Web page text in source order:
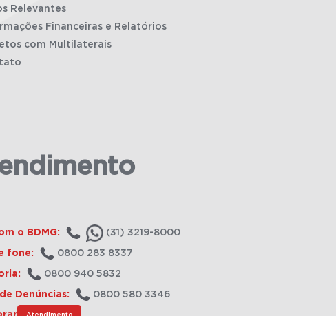
Relevantes
Financeiras e Relatórios
com Multilaterais
o BDMG: (31) 3219-8000
fone: 0800 283 8337
0800 940 5832
Denúncias: 0800 580 3346
Atendimento